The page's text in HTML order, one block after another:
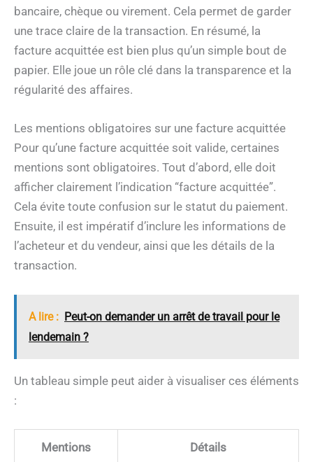
bancaire, chèque ou virement. Cela permet de garder
une trace claire de la transaction. En résumé, la
facture acquittée est bien plus qu’un simple bout de
papier. Elle joue un rôle clé dans la transparence et la
régularité des affaires.
Les mentions obligatoires sur une facture acquittée
Pour qu’une facture acquittée soit valide, certaines
mentions sont obligatoires. Tout d’abord, elle doit
afficher clairement l’indication “facture acquittée”.
Cela évite toute confusion sur le statut du paiement.
Ensuite, il est impératif d’inclure les informations de
l’acheteur et du vendeur, ainsi que les détails de la
transaction.
A lire : Peut-on demander un arrêt de travail pour le
lendemain ?
Un tableau simple peut aider à visualiser ces éléments
:
Mentions Détails